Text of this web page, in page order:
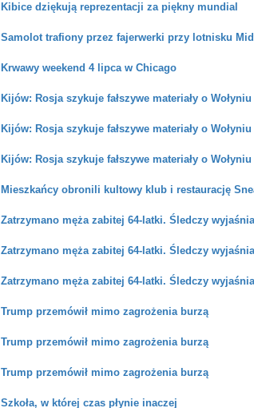
Kibice dziękują reprezentacji za piękny mundial
Samolot trafiony przez fajerwerki przy lotnisku
Krwawy weekend 4 lipca w Chicago
Kijów: Rosja szykuje fałszywe materiały o Wołyniu
Kijów: Rosja szykuje fałszywe materiały o Wołyniu
Kijów: Rosja szykuje fałszywe materiały o Wołyniu
Mieszkańcy obronili kultowy klub i restaurację
Zatrzymano męża zabitej 64-latki. Śledczy
Zatrzymano męża zabitej 64-latki. Śledczy
Zatrzymano męża zabitej 64-latki. Śledczy
Trump przemówił mimo zagrożenia burzą
Trump przemówił mimo zagrożenia burzą
Trump przemówił mimo zagrożenia burzą
Szkoła, w której czas płynie inaczej